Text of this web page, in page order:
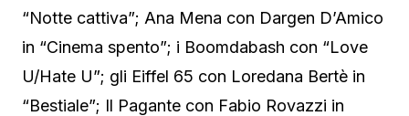
“Notte cattiva”; Ana Mena con Dargen D’Amico
in “Cinema spento”; i Boomdabash con “Love
U/Hate U”; gli Eiffel 65 con Loredana Bertè in
“Bestiale”; Il Pagante con Fabio Rovazzi in